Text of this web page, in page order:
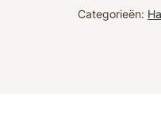
Categorieën: